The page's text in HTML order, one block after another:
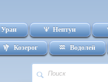
Уран Нептун
Козерог Водолей